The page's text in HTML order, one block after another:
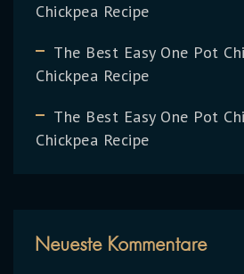
Chickpea Recipe
The Best Easy One Pot
Chickpea Recipe
The Best Easy One Pot
Chickpea Recipe
Neueste Kommentare